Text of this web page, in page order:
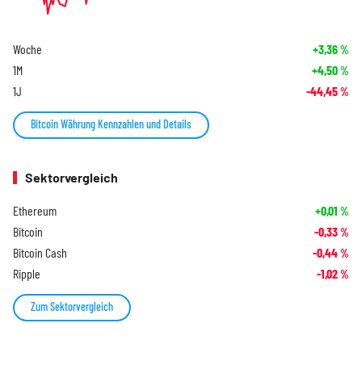
Woche +3,36%
1M +4,50%
1J -44,45%
Bitcoin Währung Kennzahlen und Details
Sektorvergleich
Ethereum +0,01 %
Bitcoin -0,33%
Bitcoin Cash -0,44%
Ripple -1,02%
Zum Sektorvergleich